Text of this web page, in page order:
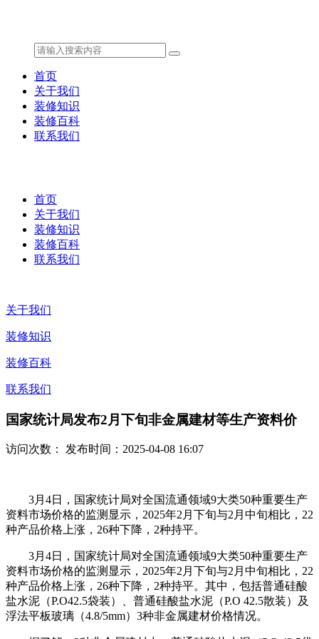
首页
关于我们
装修知识
装修百科
联系我们
首页
关于我们
装修知识
装修百科
联系我们
关于我们
装修知识
装修百科
联系我们
国家统计局发布2月下旬非金属建材等生产资料价
访问次数： 发布时间：2025-04-08 16:07
3月4日，国家统计局对全国流通领域9大类50种重要生产
资料市场价格的监测显示，2025年2月下旬与2月中旬相比，22
种产品价格上涨，26种下降，2种持平。
3月4日，国家统计局对全国流通领域9大类50种重要生产
资料市场价格的监测显示，2025年2月下旬与2月中旬相比，22
种产品价格上涨，26种下降，2种持平。其中，包括普通硅酸
盐水泥（P.O42.5袋装）、普通硅酸盐水泥（P.O 42.5散装）及
浮法平板玻璃（4.8/5mm）3种非金属建材价格情况。